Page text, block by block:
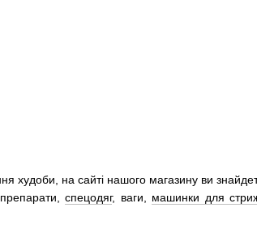
худоби, на сайті нашого магазину ви
препарати,спецодяг, ваги, машинки для